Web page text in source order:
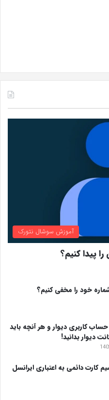
آموزش سوشال نتورک
پیدا کنیم؟
خود را مخفی کنیم؟
کاربری دیوار و هر آنچه باید
دیوار بدانید!
کارت دائمی به اعتباری ایرانسل